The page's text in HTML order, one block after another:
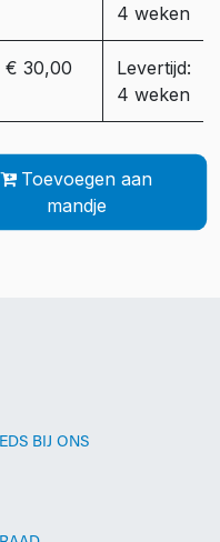
4 weken
€ 30,00
Levertijd:
4 weken
Toevoegen aan
mandje
BIJ ONS